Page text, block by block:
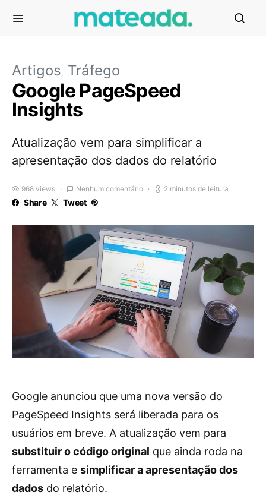
Artigos Tráfego
Google PageSpeed
Insights
Atualização vem para simplificar a
apresentação dos dados do relatório
968 views Nenhum comentário 2 minutos de leitura
Share Tweet
Google anunciou que uma nova versão do
PageSpeed Insights será liberada para os
usuários em breve. A atualização vem para
substituir o código original que ainda roda na
ferramenta e simplificar a apresentação dos
dados do relatório.